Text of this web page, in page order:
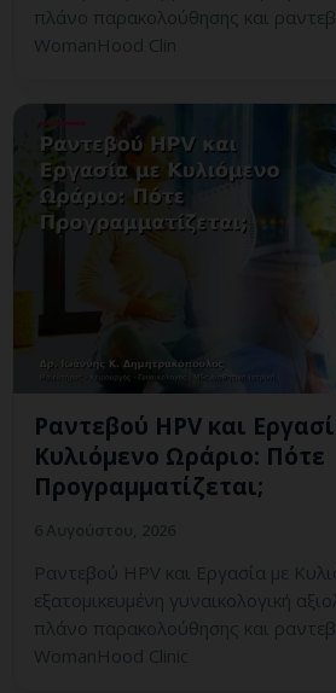
πλάνο παρακολούθησης και
WomanHood Clin
Ραντεβού HPV και
Κυλιόμενο Ωράριο: Πότε
Προγραμματίζεται;
Ραντεβού HPV και Εργασία με
εξατομικευμένη γυναικολογική
πλάνο παρακολούθησης και
WomanHood Clinic